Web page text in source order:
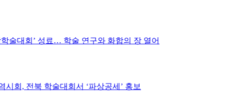
술대회’ 성료… 학술 연구와 화합의 장 열어
시회, 전북 학술대회서 ‘파상공세’ 홍보